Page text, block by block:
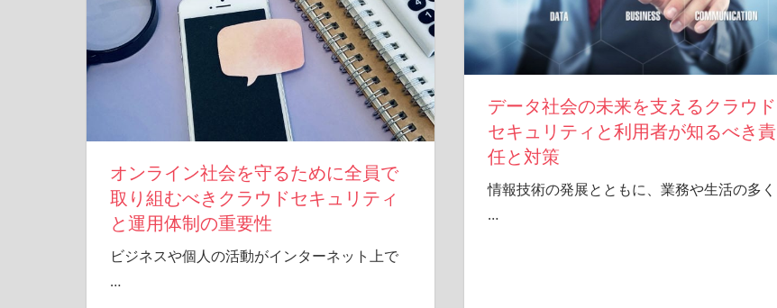
オンライン社会を守るために全員で
取り組むべきクラウドセキュリティ
と運用体制の重要性
ビジネスや個人の活動がインターネット上で
…
データ社会の未来を支えるクラウド
セキュリティと利用者が知るべき責
任と対策
情報技術の発展とともに、業務や生活の多く
…